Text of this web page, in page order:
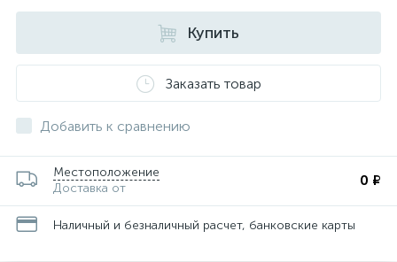
Купить
Заказать товар
Добавить к сравнению
Местоположение
Доставка от
0 ₽
Наличный и безналичный расчет, банковские карты